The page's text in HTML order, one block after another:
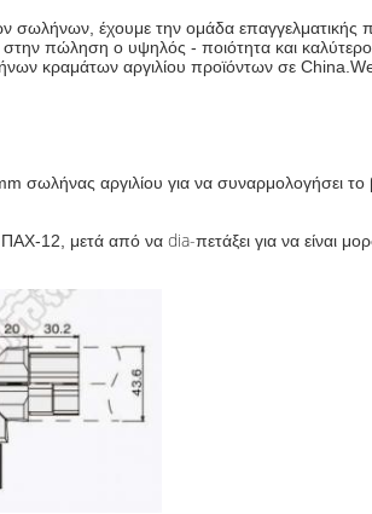
σωλήνων, έχουμε την ομάδα επαγγελματικής
πώληση ο υψηλός - ποιότητα και
κραμάτων αργιλίου προϊόντων σε
σωλήνας αργιλίου για να συναρμολογήσει
ΠΑΧ-12, μετά από να dia-πετάξει για να είναι